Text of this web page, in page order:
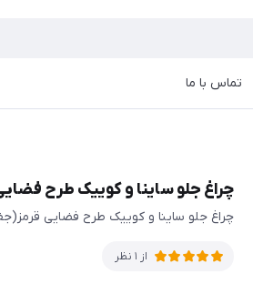
تماس با ما
چراغ جلو ساینا و کوییک طرح
چراغ جلو ساینا و کوییک طرح فضایی
از 1 نظر